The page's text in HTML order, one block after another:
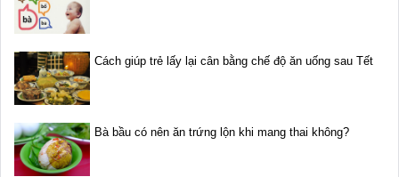
Cách giúp trẻ lấy lại cân bằng chế độ ăn uống sau Tết
Bà bầu có nên ăn trứng lộn khi mang thai không?